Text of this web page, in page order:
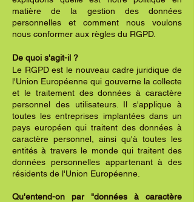
matière de la gestion des données
personnelles et comment nous voulons
nous conformer aux règles du RGPD.
De quoi s'agit-il ?
Le RGPD est le nouveau cadre juridique de
l'Union Européenne qui gouverne la collecte
et le traitement des données à caractère
personnel des utilisateurs. Il s'applique à
toutes les entreprises implantées dans un
pays européen qui traitent des données à
caractère personnel, ainsi qu'à toutes les
entités à travers le monde qui traitent des
données personnelles appartenant à des
résidents de l'Union Européenne.
Qu'entend-on par "données à caractère